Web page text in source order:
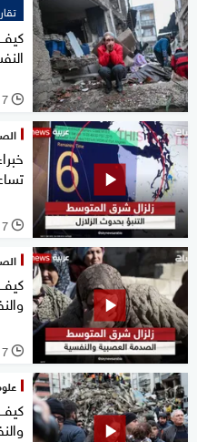
l 7 فبراير 2023
l 7 فبراير 2023
l 7 فبراير 2023